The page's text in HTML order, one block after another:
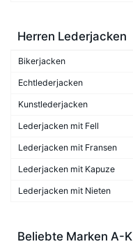
Herren Lederjacken
Bikerjacken
Echtlederjacken
Kunstlederjacken
Lederjacken mit Fell
Lederjacken mit Fransen
Lederjacken mit Kapuze
Lederjacken mit Nieten
Beliebte Marken A-K